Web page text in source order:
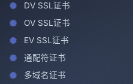
DV SSL证书
OV SSL证书
EV SSL证书
通配符证书
多域名证书